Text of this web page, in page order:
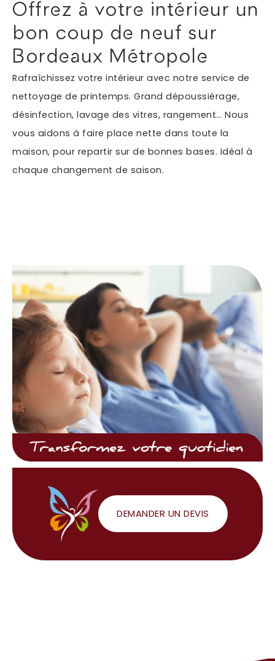
Offrez à votre intérieur un
bon coup de neuf sur
Bordeaux Métropole
Rafraîchissez votre intérieur avec notre service de
nettoyage de printemps. Grand dépoussiérage,
désinfection, lavage des vitres, rangement… Nous
vous aidons à faire place nette dans toute la
maison, pour repartir sur de bonnes bases. Idéal à
chaque changement de saison.
DEMANDER UN DEVIS
En soumettant ce formulaire, j'accepte que les
informations saisies soient exploitées dans le cadre
de ma demande.*